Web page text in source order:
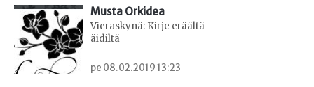
Musta Orkidea
Vieraskynä: Kirje eräältä
äidiltä
pe 08.02.2019 13:23